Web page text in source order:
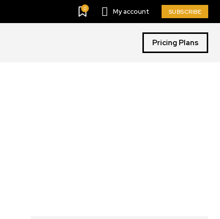
0 My account SUBSCRIBE
Pricing Plans